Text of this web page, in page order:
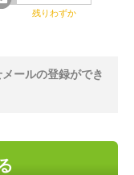
残りわずか
ールの登録ができ